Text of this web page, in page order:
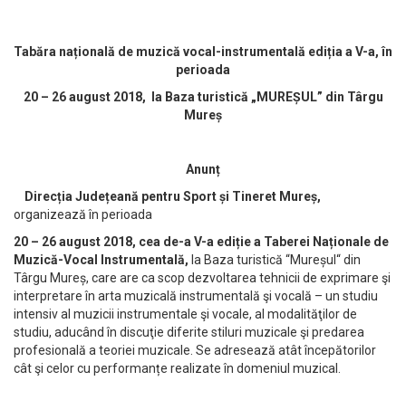
Tabăra națională de muzică vocal-instrumentală ediția a V-a, în
perioada
20 – 26 august 2018, la Baza turistică „MUREȘUL” din Târgu
Mureș
Anunț
Direcția Județeană pentru Sport și Tineret Mureș,
organizează în perioada
20 – 26 august 2018, cea de-a V-a ediție a Taberei Naționale de
Muzică-Vocal Instrumentală, la Baza turistică “Mureșul“ din
Târgu Mureș, care are ca scop dezvoltarea tehnicii de exprimare şi
interpretare în arta muzicală instrumentală şi vocală – un studiu
intensiv al muzicii instrumentale şi vocale, al modalităţilor de
studiu, aducând în discuţie diferite stiluri muzicale şi predarea
profesională a teoriei muzicale. Se adresează atât începătorilor
cât şi celor cu performanțe realizate în domeniul muzical.